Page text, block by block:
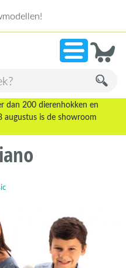
»
dan 200 dierenhokken en
augustus is de showroom